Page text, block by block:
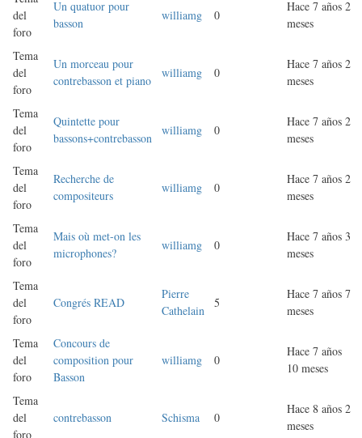
del
foro
Un quatuor pour
basson
williamg 0
Hace 7 años 2
meses
Tema
del
foro
Un morceau pour
contrebasson et piano
williamg 0
Hace 7 años 2
meses
Tema
del
foro
Quintette pour
bassons+contrebasson
williamg 0
Hace 7 años 2
meses
Tema
del
foro
Recherche de
compositeurs
williamg 0
Hace 7 años 2
meses
Tema
del
foro
Mais où met-on les
microphones?
williamg 0
Hace 7 años 3
meses
Tema
del
foro
Congrés READ
Pierre
Cathelain
5
Hace 7 años 7
meses
Tema
del
foro
Concours de
composition pour
Basson
williamg 0
Hace 7 años
10 meses
Tema
del
foro
contrebasson Schisma 0
Hace 8 años 2
meses